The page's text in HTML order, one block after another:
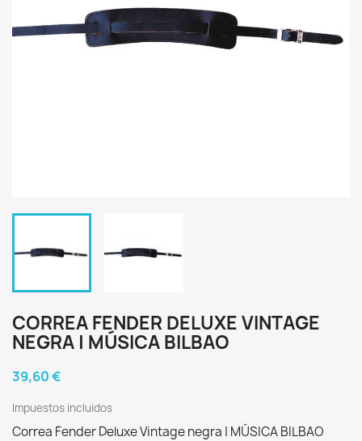
CORREA FENDER DELUXE VINTAGE
NEGRA | MÚSICA BILBAO
39,60 €
Impuestos incluidos
Correa Fender Deluxe Vintage negra | MÚSICA BILBAO